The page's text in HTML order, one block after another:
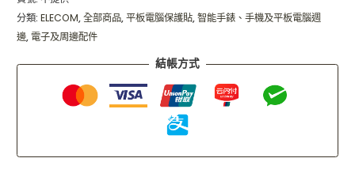
分類:ELECOM,全部商品,平板電腦保護貼,智能手錶、手機及平板電腦週
邊,電子及周邊配件
結帳方式